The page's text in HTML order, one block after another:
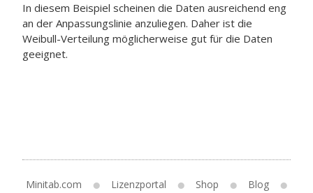
In diesem Beispiel scheinen die Daten ausreichend eng
an der Anpassungslinie anzuliegen. Daher ist die
Weibull-Verteilung möglicherweise gut für die Daten
geeignet.
Minitab.com Lizenzportal Shop Blog